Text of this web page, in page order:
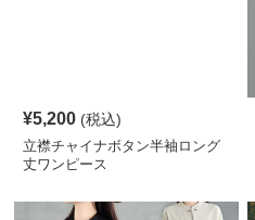
¥5,200 (税込)
立襟チャイナボタン半袖ロング
丈ワンピース